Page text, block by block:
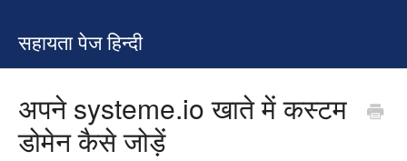
सहायता पेज हिन्दी
अपने systeme.io खाते में कस्टम
डोमेन कैसे जोड़ें